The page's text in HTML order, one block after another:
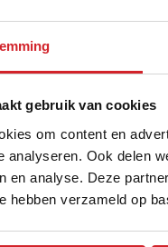
gebruik van cookies
om content en
analyseren. Ook delen
en analyse. Deze
hebben verzameld op
| 3 min